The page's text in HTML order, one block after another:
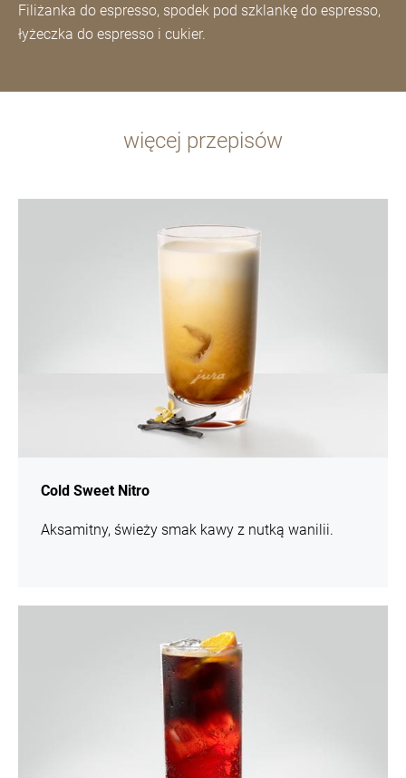
Filiżanka do espresso, spodek pod szklankę do espresso,
łyżeczka do espresso i cukier.
więcej przepisów
Cold Sweet Nitro
Aksamitny, świeży smak kawy z nutką wanilii.